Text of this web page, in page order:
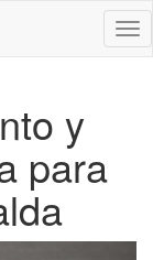
y
para